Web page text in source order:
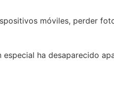
móviles, perder
ha desaparecido